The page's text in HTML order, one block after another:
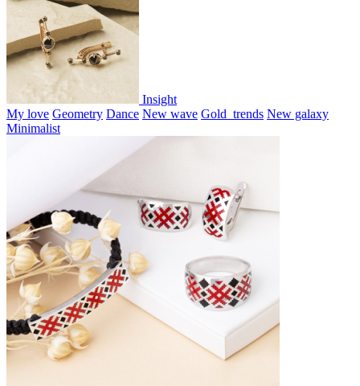
Insight
My love Geometry Dance New wave Gold_trends New galaxy
Minimalist